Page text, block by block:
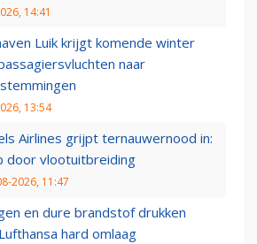
14:41
Luik krijgt komende winter
naar
13:54
Airlines grijpt ternauwernood in:
door vlootuitbreiding
2026, 11:47
en dure brandstof drukken
hard omlaag